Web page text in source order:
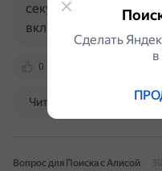
0
секунду (FPS). В
включённым VRR игра…
Читать далее
Вопрос для Поиска с Алисой
Сделать